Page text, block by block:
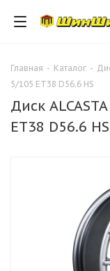
Главная - Каталог -
5/105 ET38 D56.6 HS
Диск
ET38 D56.6 HS